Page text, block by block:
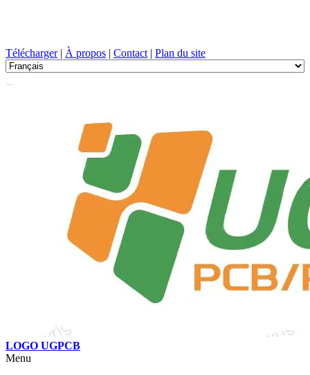
Télécharger| À propos | Contact | Plan du site
LOGO UGPCB
Menu